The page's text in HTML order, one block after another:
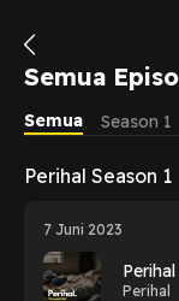
Semua
Semua
Season 1
Perihal Season 1
7 Juni 2023
Perihal
Perihal